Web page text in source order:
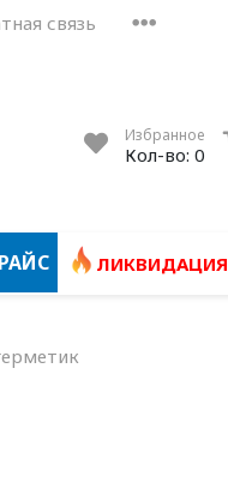
связь
Избранное
Кол-во: 0
ЛИКВИДАЦИЯ